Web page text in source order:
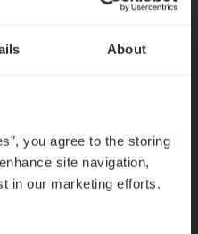
About
you agree to the storing
site navigation,
in our marketing efforts.
Cargo